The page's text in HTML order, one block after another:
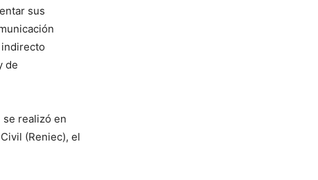
sus
de
se realizó en
(Reniec), el